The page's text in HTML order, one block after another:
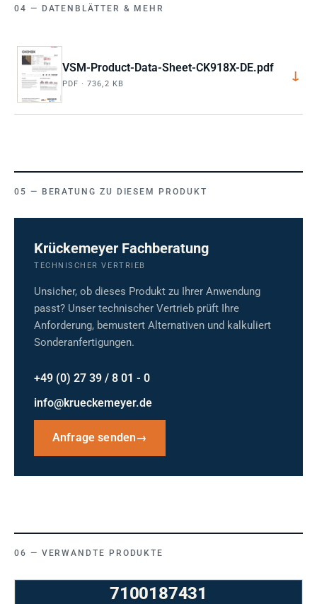
DATENBLÄTTER & MEHR
VSM-Product-Data-Sheet-CK918X-DE.pdf
PDF · 736,2 KB
↓
BERATUNG ZU DIESEM PRODUKT
Krückemeyer Fachberatung
TECHNISCHER VERTRIEB
Unsicher, ob dieses Produkt zu Ihrer Anwendung
passt? Unser technischer Vertrieb prüft Ihre
Anforderung, bemustert Alternativen und kalkuliert
Sonderanfertigungen.
+49 (0) 27 39 / 8 01 - 0
info@krueckemeyer.de
Anfrage senden→
VERWANDTE PRODUKTE
7100187431